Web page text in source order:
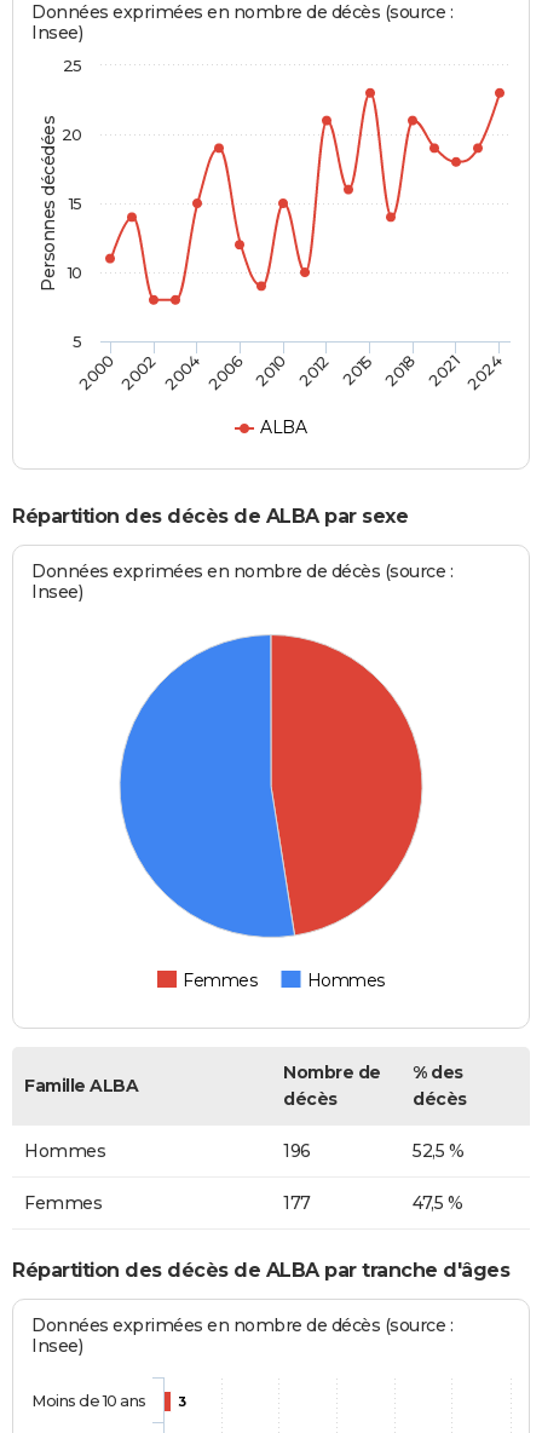
Personnes décédées
Données exprimées en nombre de décès (source :
Insee)
ALBA
2000200220042006 2010 2012 2015 2018 20212024
5
10
15
20
25
Répartition des décès de ALBA par sexe
Données exprimées en nombre de décès (source :
Insee)
Femmes Hommes
Famille ALBA
Nombre de
décès
% des
décès
Hommes 196 52,5 %
Femmes 177 47,5 %
Répartition des décès de ALBA par tranche d'âges
Données exprimées en nombre de décès (source :
Insee)
3
Moins de 10 ans